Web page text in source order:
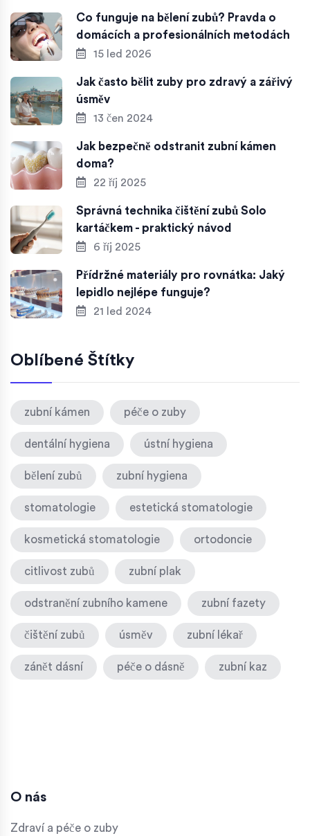
Co funguje na bělení zubů? Pravda o
domácích a profesionálních metodách
15 led 2026
Jak často bělit zuby pro zdravý a zářivý
úsměv
13 čen 2024
Jak bezpečně odstranit zubní kámen
doma?
22 říj 2025
Správná technika čištění zubů Solo
kartáčkem - praktický návod
6 říj 2025
Přídržné materiály pro rovnátka: Jaký
lepidlo nejlépe funguje?
21 led 2024
Oblíbené Štítky
zubní kámen péče o zuby
dentální hygiena ústní hygiena
bělení zubů zubní hygiena
stomatologie estetická stomatologie
kosmetická stomatologie ortodoncie
citlivost zubů zubní plak
odstranění zubního kamene zubní fazety
čištění zubů úsměv zubní lékař
zánět dásní péče o dásně zubní kaz
O nás
Zdraví a péče o zuby